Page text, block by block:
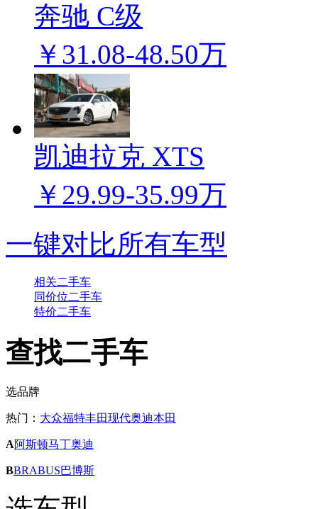
奔驰 C级
￥31.08-48.50万
凯迪拉克 XTS
￥29.99-35.99万
一键对比所有车型
相关二手车
同价位二手车
特价二手车
查找二手车
选品牌
热门： 大众福特丰田现代奥迪本田
A阿斯顿马丁奥迪
BBRABUS巴博斯